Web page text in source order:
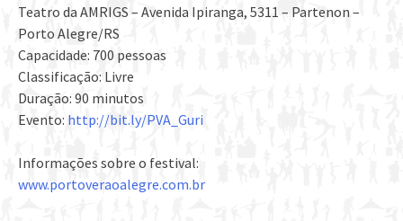
Teatro da AMRIGS – Avenida Ipiranga, 5311 – Partenon –
Porto Alegre/RS
Capacidade: 700 pessoas
Classificação: Livre
Duração: 90 minutos
Evento: http://bit.ly/PVA_Guri
Informações sobre o festival:
www.portoveraoalegre.com.br